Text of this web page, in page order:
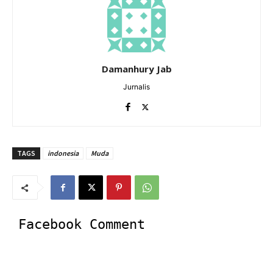
Damanhury Jab
Jurnalis
TAGS indonesia Muda
Facebook Comment